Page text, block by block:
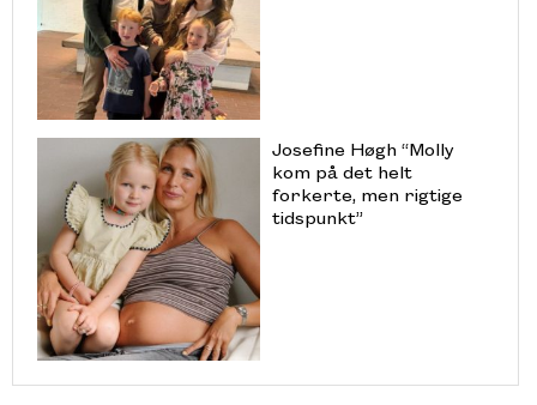
Josefine Høgh “Molly
kom på det helt
forkerte, men rigtige
tidspunkt”